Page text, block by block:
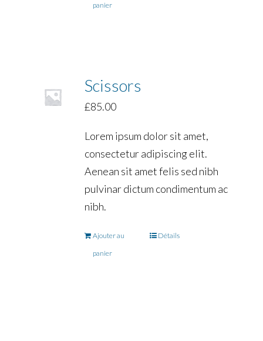
panier
Scissors
£85.00
Lorem ipsum dolor sit amet,
consectetur adipiscing elit.
Aenean sit amet felis sed nibh
pulvinar dictum condimentum ac
nibh.
Ajouter au
panier
Détails